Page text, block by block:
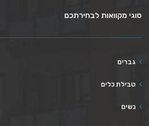
סוגי מקוואות לבחירתכם
גברים
טבילת כלים
נשים